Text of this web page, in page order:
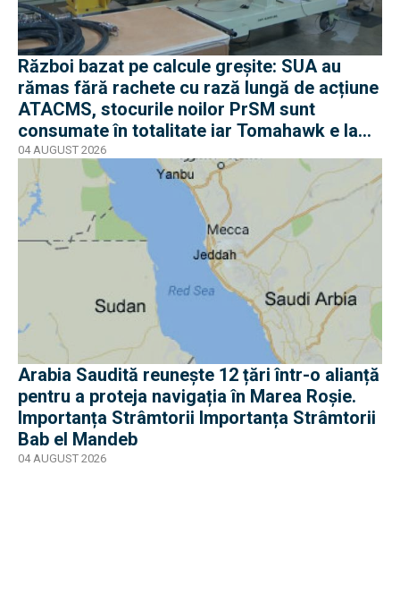
Război bazat pe calcule greșite: SUA au
rămas fără rachete cu rază lungă de acțiune
ATACMS, stocurile noilor PrSM sunt
consumate în totalitate iar Tomahawk e la
jumătate
04 AUGUST 2026
Arabia Saudită reunește 12 țări într-o alianță
pentru a proteja navigația în Marea Roșie.
Importanța Strâmtorii Importanța Strâmtorii
Bab el Mandeb
04 AUGUST 2026